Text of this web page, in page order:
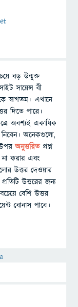
বড় উন্মুক্ত
সায়েন্স বী
স্বাগতম। এখানে
দিতে পারে।
অবশ্যই একাধিক
নিবেন। অনেকগুলো,
উপরঅনুত্তরিতপ্রশ্ন
না করার এবং
উত্তর দেওয়ার
উত্তরের জন্য
বেশি উত্তর
বোনাস পাবে।